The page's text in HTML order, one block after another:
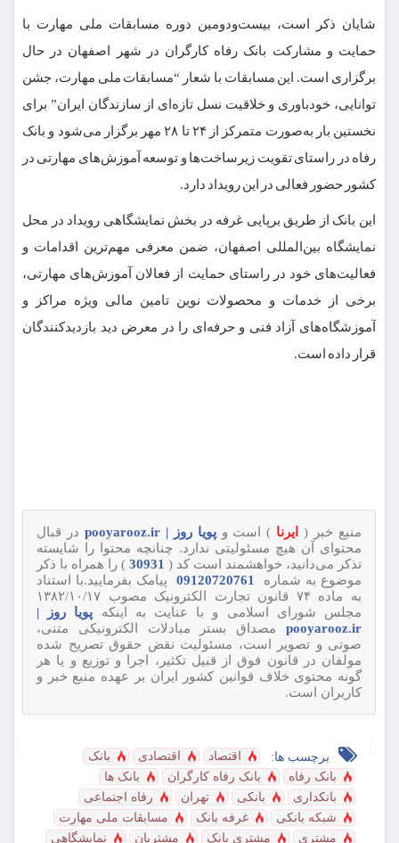
شایان ذکر است، بیست‌ودومین دوره مسابقات ملی مهارت با
حمایت و مشارکت بانک رفاه کارگران در شهر اصفهان در حال
برگزاری است. این مسابقات با شعار “مسابقات ملی مهارت، جشن
توانایی، خودباوری و خلاقیت نسل تازه‌ای از سازندگان ایران” برای
نخستین بار به‌صورت متمرکز از ۲۴ تا ۲۸ مهر برگزار می‌شود و بانک
رفاه در راستای تقویت زیرساخت‌ها و توسعه آموزش‌های مهارتی در
کشور حضور فعالی در این رویداد دارد.
این بانک از طریق برپایی غرفه در بخش نمایشگاهی رویداد در محل
نمایشگاه بین‌المللی اصفهان، ضمن معرفی مهم‌ترین اقدامات و
فعالیت‌های خود در راستای حمایت از فعالان آموزش‌های مهارتی،
برخی از خدمات و محصولات نوین تامین مالی ویژه مراکز و
آموزشگاه‌های آزاد فنی و حرفه‌ای را در معرض دید بازدیدکنندگان
قرار داده است.
منبع خبر ( ایرنا ) است وپویا روز | pooyarooz.ir
در قبال
محتوای آن هیچ مسئولیتی ندارد. چنانچه محتوا را شایسته
تذکر می‌دانید، خواهشمند است کد (
) را همراه با ذکر
موضوع به شماره
پیامک بفرمایید.با استناد
به ماده ۷۴ قانون تجارت الکترونیک مصوب ۱۳۸۲/۱۰/۱۷
مجلس شورای اسلامی و با عنایت به اینکه پویا روز |
pooyarooz.ir مصداق بستر مبادلات الکترونیکی متنی،
صوتی و تصویر است، مسئولیت نقض حقوق تصریح شده
مولفان در قانون فوق از قبیل تکثیر، اجرا و توزیع و یا هر
گونه محتوی خلاف قوانین کشور ایران بر عهده منبع خبر و
کاربران است.
برچسب ها: اقتصاد اقتصادی
بانک
بانک رفاه
بانک رفاه کارگران
بانک ها
بانکداری
بانکی تهران
رفاه‌ اجتماعی
شبکه بانکی
غرفه بانک
مسابقات ملی مهارت
مشتری
مشتری بانک مشتریان
نمایشگاهی